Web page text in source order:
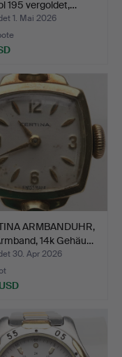
195 vergoldet,…
1. Mai 2026
ARMBANDUHR,
14k Gehäu…
30. Apr 2026